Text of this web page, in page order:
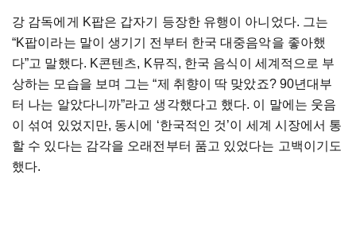
강 감독에게 K팝은 갑자기 등장한 유행이 아니었다. 그는
“K팝이라는 말이 생기기 전부터 한국 대중음악을 좋아했
다”고 말했다. K콘텐츠, K뮤직, 한국 음식이 세계적으로 부
상하는 모습을 보며 그는 “제 취향이 딱 맞았죠? 90년대부
터 나는 알았다니까”라고 생각했다고 했다. 이 말에는 웃음
이 섞여 있었지만, 동시에 ‘한국적인 것’이 세계 시장에서 통
할 수 있다는 감각을 오래전부터 품고 있었다는 고백이기도
했다.